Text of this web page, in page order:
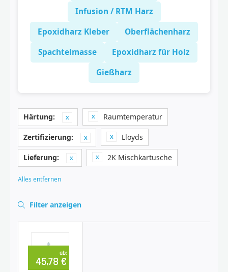
Infusion / RTM Harz
Epoxidharz Kleber
Oberflächenharz
Spachtelmasse
Epoxidharz für Holz
Gießharz
Härtung: Raumtemperatur
Zertifizierung: Lloyds
Lieferung: 2K Mischkartusche
Alles entfernen
Filter anzeigen
ab:
45,78 €